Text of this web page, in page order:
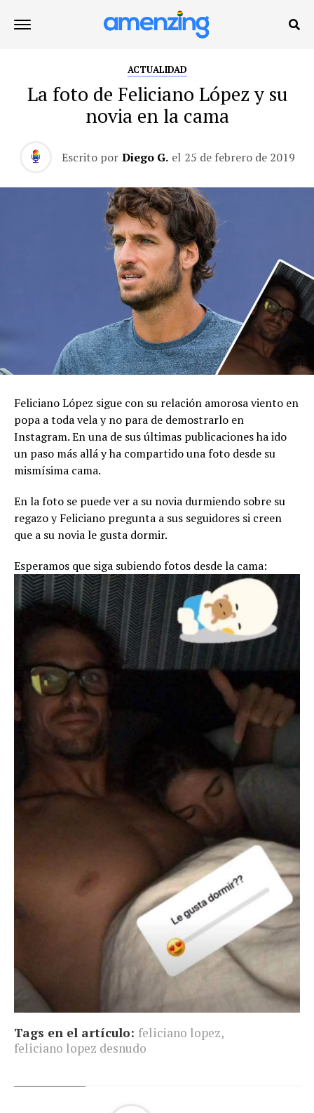
ACTUALIDAD
La foto de Feliciano López y su
novia en la cama
Escrito por Diego G. el 25 de febrero de 2019
Feliciano López sigue con su relación amorosa viento en
popa a toda vela y no para de demostrarlo en
Instagram. En una de sus últimas publicaciones ha ido
un paso más allá y ha compartido una foto desde su
mismísima cama.
En la foto se puede ver a su novia durmiendo sobre su
regazo y Feliciano pregunta a sus seguidores si creen
que a su novia le gusta dormir.
Esperamos que siga subiendo fotos desde la cama:
Tags en el artículo: feliciano lopez,
feliciano lopez desnudo